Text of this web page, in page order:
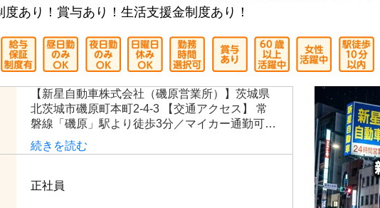
あり！賞与あり！生活支援金制度あり！
【新星自動車株式会社（磯原営業所）】茨城県
北茨城市磯原町本町2-4-3 【交通アクセス】 常
磐線「磯原」駅より徒歩3分／マイカー通勤可…
続きを読む
正社員